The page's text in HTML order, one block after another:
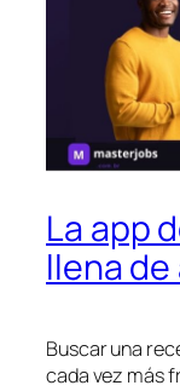
La app
llena
Buscar una
cada vez más